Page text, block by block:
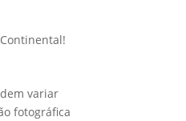
variar
fotográfica